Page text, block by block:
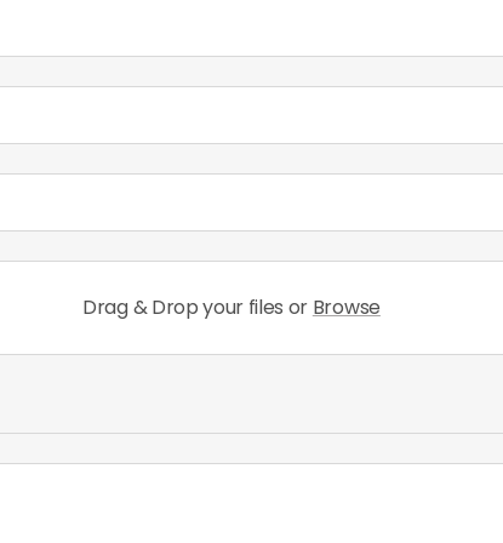
Drag & Drop your files or Browse